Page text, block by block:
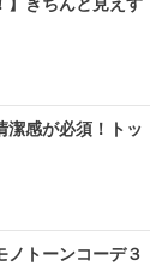
】きちんと見えす
潔感が必須！トッ
ノトーンコーデ３